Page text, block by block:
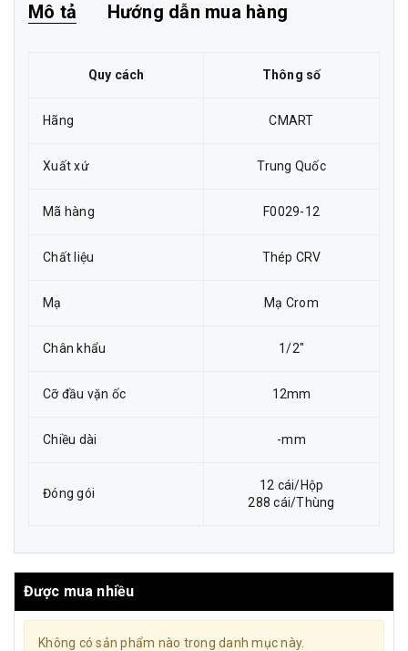
Mô tả Hướng dẫn mua hàng
Quy cách Thông số
Hãng CMART
Xuất xứ Trung Quốc
Mã hàng F0029-12
Chất liệu Thép CRV
Mạ Mạ Crom
Chân khẩu 1/2"
Cỡ đầu vặn ốc 12mm
Chiều dài -mm
Đóng gói
12 cái/Hộp
288 cái/Thùng
Được mua nhiều
Không có sản phẩm nào trong danh mục này.